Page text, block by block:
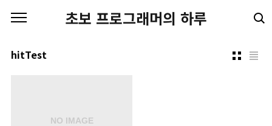
초보 프로그래머의 하루
hitTest